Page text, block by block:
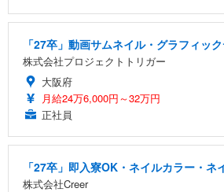
「27卒」動画サムネイル・グラフィッ
株式会社プロジェクトトリガー
大阪府
月給24万6,000円～32万円
正社員
「27卒」即入寮OK・ネイルカラー・
株式会社Creer